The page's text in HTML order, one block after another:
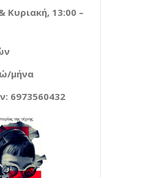
Κυριακή, 13:00 –
μήνα
6973560432